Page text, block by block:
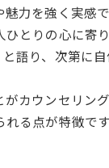
力を強く実感で
とりの心に寄
語り、次第に
カウンセリン
る点が特徴です